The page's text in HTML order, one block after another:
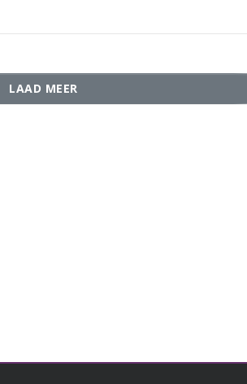
LAAD MEER